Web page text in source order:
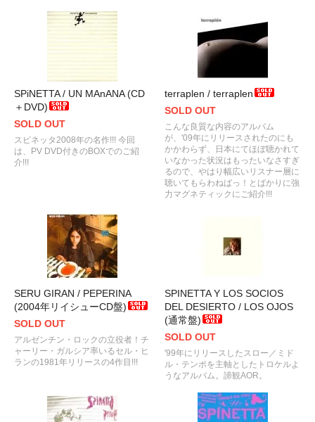
SPiNETTA / UN MAnANA (CD
＋DVD)
SOLD OUT
スピネッタ2008年の名作!!! 今回
は、PV DVD付きのBOXでのご紹
介!!!
terraplen / terraplen
SOLD OUT
こんな良質な内容のアルバム
が、'09年にリリースされたのにも
かかわらず、日本にてほぼ聴かれて
いなかった状況はもったいなさすぎ
るので、やはり幅広いリスナー層に
聴いてもらわねばっ！とばかりに強
力マグネティックにご紹介!!!
SERU GIRAN / PEPERINA
(2004年リイシューCD盤)
SOLD OUT
アルゼンチン・ロックの立役者！チ
ャーリー・ガルシア率いるセル・ヒ
ランの1981年リリースの4作目!!!
SPINETTA Y LOS SOCIOS
DEL DESIERTO / LOS OJOS
(通常盤)
SOLD OUT
'99年にリリースしたスロー／ミド
ル・テンポを主軸としたトロケルよ
うなアルバム。諦観AOR。